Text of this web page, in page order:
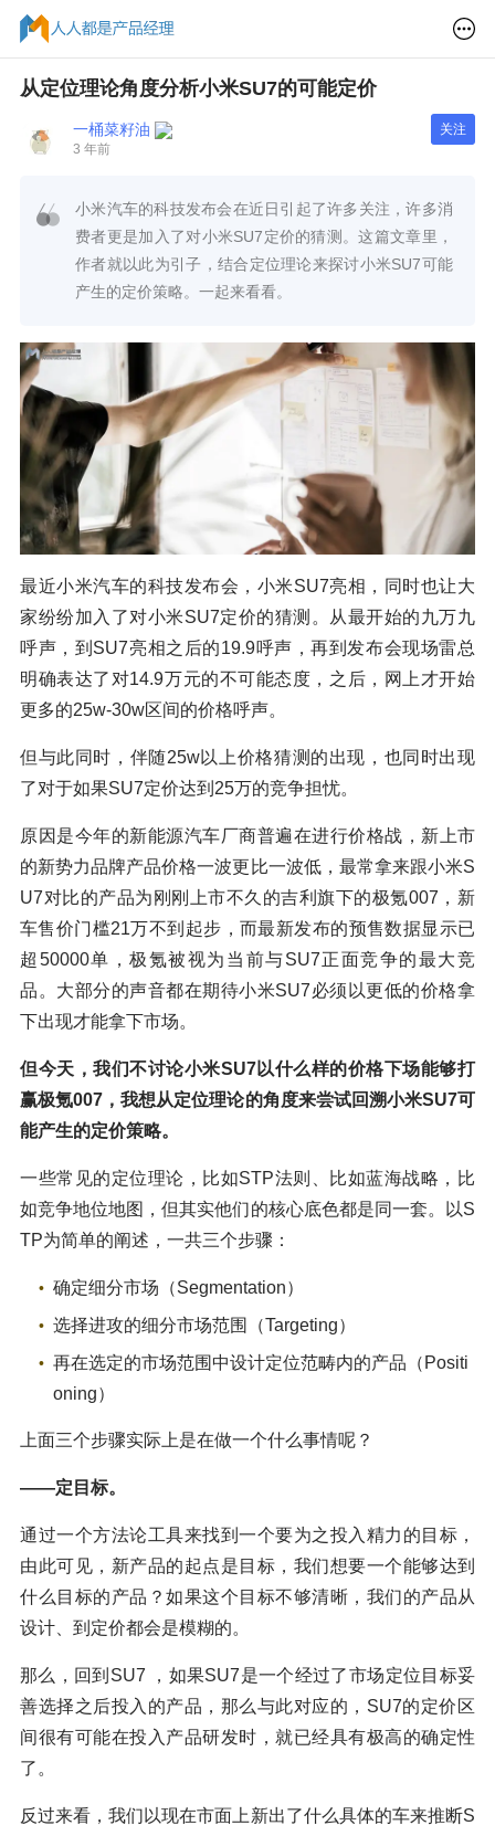
从定位理论角度分析小米SU7的可能定价
一桶菜籽油
3 年前
关注
小米汽车的科技发布会在近日引起了许多关注，许多消
费者更是加入了对小米SU7定价的猜测。这篇文章里，
作者就以此为引子，结合定位理论来探讨小米SU7可能
产生的定价策略。一起来看看。
最近小米汽车的科技发布会，小米SU7亮相，同时也让大
家纷纷加入了对小米SU7定价的猜测。从最开始的九万九
呼声，到SU7亮相之后的19.9呼声，再到发布会现场雷总
明确表达了对14.9万元的不可能态度，之后，网上才开始
更多的25w-30w区间的价格呼声。
但与此同时，伴随25w以上价格猜测的出现，也同时出现
了对于如果SU7定价达到25万的竞争担忧。
原因是今年的新能源汽车厂商普遍在进行价格战，新上市
的新势力品牌产品价格一波更比一波低，最常拿来跟小米S
U7对比的产品为刚刚上市不久的吉利旗下的极氪007，新
车售价门槛21万不到起步，而最新发布的预售数据显示已
超50000单，极氪被视为当前与SU7正面竞争的最大竞
品。大部分的声音都在期待小米SU7必须以更低的价格拿
下出现才能拿下市场。
但今天，我们不讨论小米SU7以什么样的价格下场能够打
赢极氪007，我想从定位理论的角度来尝试回溯小米SU7可
能产生的定价策略。
一些常见的定位理论，比如STP法则、比如蓝海战略，比
如竞争地位地图，但其实他们的核心底色都是同一套。以S
TP为简单的阐述，一共三个步骤：
确定细分市场（Segmentation）
选择进攻的细分市场范围（Targeting）
再在选定的市场范围中设计定位范畴内的产品（Positi
oning）
上面三个步骤实际上是在做一个什么事情呢？
——定目标。
通过一个方法论工具来找到一个要为之投入精力的目标，
由此可见，新产品的起点是目标，我们想要一个能够达到
什么目标的产品？如果这个目标不够清晰，我们的产品从
设计、到定价都会是模糊的。
那么，回到SU7 ，如果SU7是一个经过了市场定位目标妥
善选择之后投入的产品，那么与此对应的，SU7的定价区
间很有可能在投入产品研发时，就已经具有极高的确定性
了。
反过来看，我们以现在市面上新出了什么具体的车来推断S